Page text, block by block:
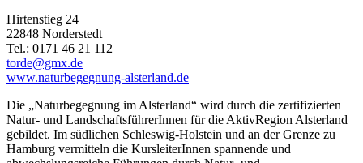
Hirtenstieg 24
22848 Norderstedt
Tel.: 0171 46 21 112
torde@gmx.de
www.naturbegegnung-alsterland.de
Die „Naturbegegnung im Alsterland“ wird durch die zertifizierten
Natur- und LandschaftsführerInnen für die AktivRegion Alsterland
gebildet. Im südlichen Schleswig-Holstein und an der Grenze zu
Hamburg vermitteln die KursleiterInnen spannende und